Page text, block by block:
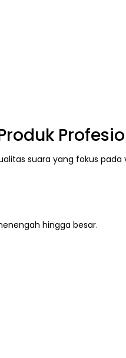
suara yang fokus pada
hingga besar.